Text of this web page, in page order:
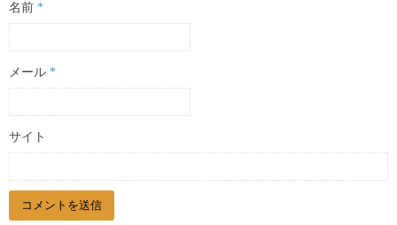
名前 *
メール *
サイト